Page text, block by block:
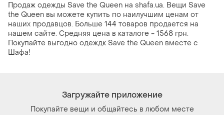
Продаж одежды Save the Queen на shafa.ua. Вещи Save
the Queen вы можете купить по наилучшим ценам от
наших продавцов. Больше 144 товаров продается на
нашем сайте. Средняя цена в каталоге - 1568 грн.
Покупайте выгодно одеждк Save the Queen вместе с
Шафа!
Загружайте приложение
Покупайте вещи и общайтесь в любом месте